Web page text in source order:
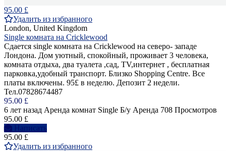
95.00 £
Удалить из избранного
London, United Kingdom
Single комната на Cricklewood
Сдается single комната на Cricklewood на северо- западе
Лондона. Дом уютный, спокойный, проживает 3 человека,
комната отдыха, два туалета ,сад, ТV,интернет , бесплатная
парковка,удобный транспорт. Близко Shopping Centre. Все
платы включены. 95£ в неделю. Депозит 2 недели.
Тел.07828674487
95.00 £
6 лет назад Аренда комнат Single Б/у Аренда 708 Просмотров
95.00 £
Написать
95.00 £
Удалить из избранного